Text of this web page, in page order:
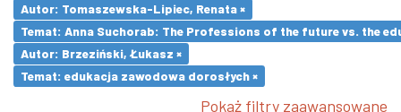
Autor: Tomaszewska-Lipiec, Renata ×
Temat: Anna Suchorab: The Professions of the future vs. the
Autor: Brzeziński, Łukasz ×
Temat: edukacja zawodowa dorosłych ×
Pokaż filtry zaawansowane